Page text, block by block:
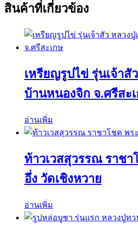
สินค้าที่เกี่ยวข้อง
เหรียญรูปไข่ รุ่นเจ้าสั
บ้านหนองจิก จ.ศรีสะ
อ่านเพิ่ม
ท้าวเวสสุวรรณ ราชา
อึ่ง วัดเชิงหวาย
อ่านเพิ่ม